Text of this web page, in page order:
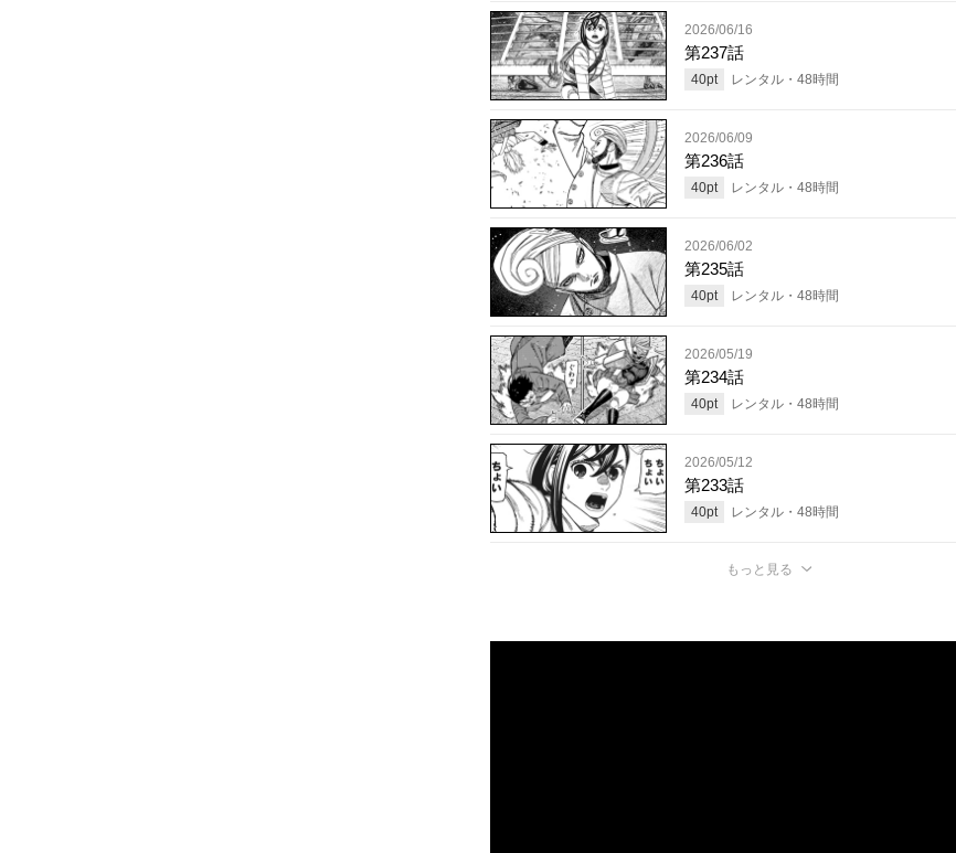
2026/06/16
第237話
40pt レンタル・ 48時間
2026/06/09
第236話
40pt レンタル・ 48時間
2026/06/02
第235話
40pt レンタル・ 48時間
2026/05/19
第234話
40pt レンタル・ 48時間
2026/05/12
第233話
40pt レンタル・ 48時間
もっと見る